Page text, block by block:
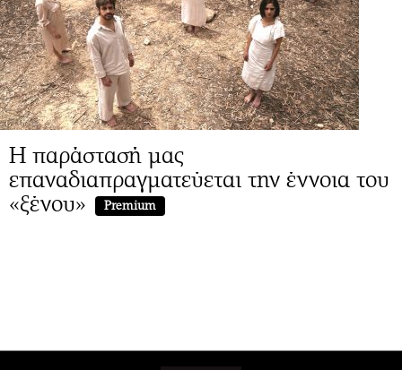
Η παράστασή μας
επαναδιαπραγματεύεται την έννοια του
«ξένου»
Premium